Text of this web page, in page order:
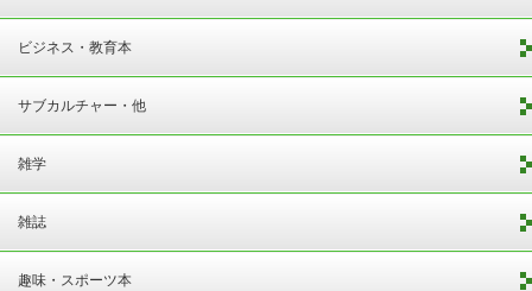
ビジネス・教育本
サブカルチャー・他
雑学
雑誌
趣味・スポーツ本